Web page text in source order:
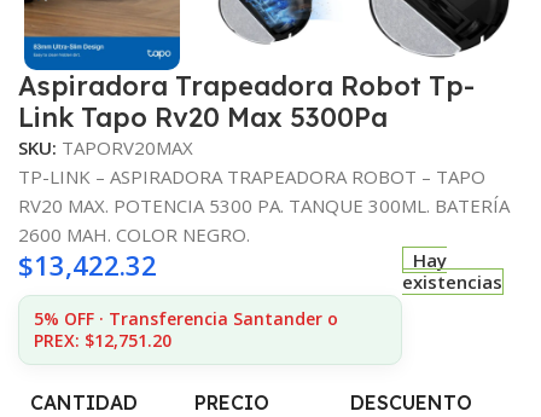
Aspiradora Trapeadora Robot Tp-
Link Tapo Rv20 Max 5300Pa
SKU: TAPORV20MAX
TP-LINK – ASPIRADORA TRAPEADORA ROBOT – TAPO
RV20 MAX. POTENCIA 5300 PA. TANQUE 300ML. BATERÍA
2600 MAH. COLOR NEGRO.
$13,422.32
5% OFF · Transferencia Santander o
PREX: $12,751.20
Hay
existencias
CANTIDAD PRECIO DESCUENTO